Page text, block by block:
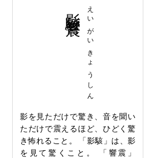
えいがいきょうしん
影を見ただけで驚き、音を聞い
ただけで震えるほど、ひどく驚
き怖れること。 「影駭」は、影
を見て驚くこと。 「響震」